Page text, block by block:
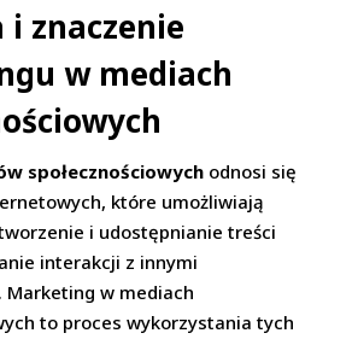
i znaczenie
w mediach
społecznościowych odnosi się
które umożliwiają
i udostępnianie treści
interakcji z innymi
Marketing w mediach
to proces wykorzystania tych